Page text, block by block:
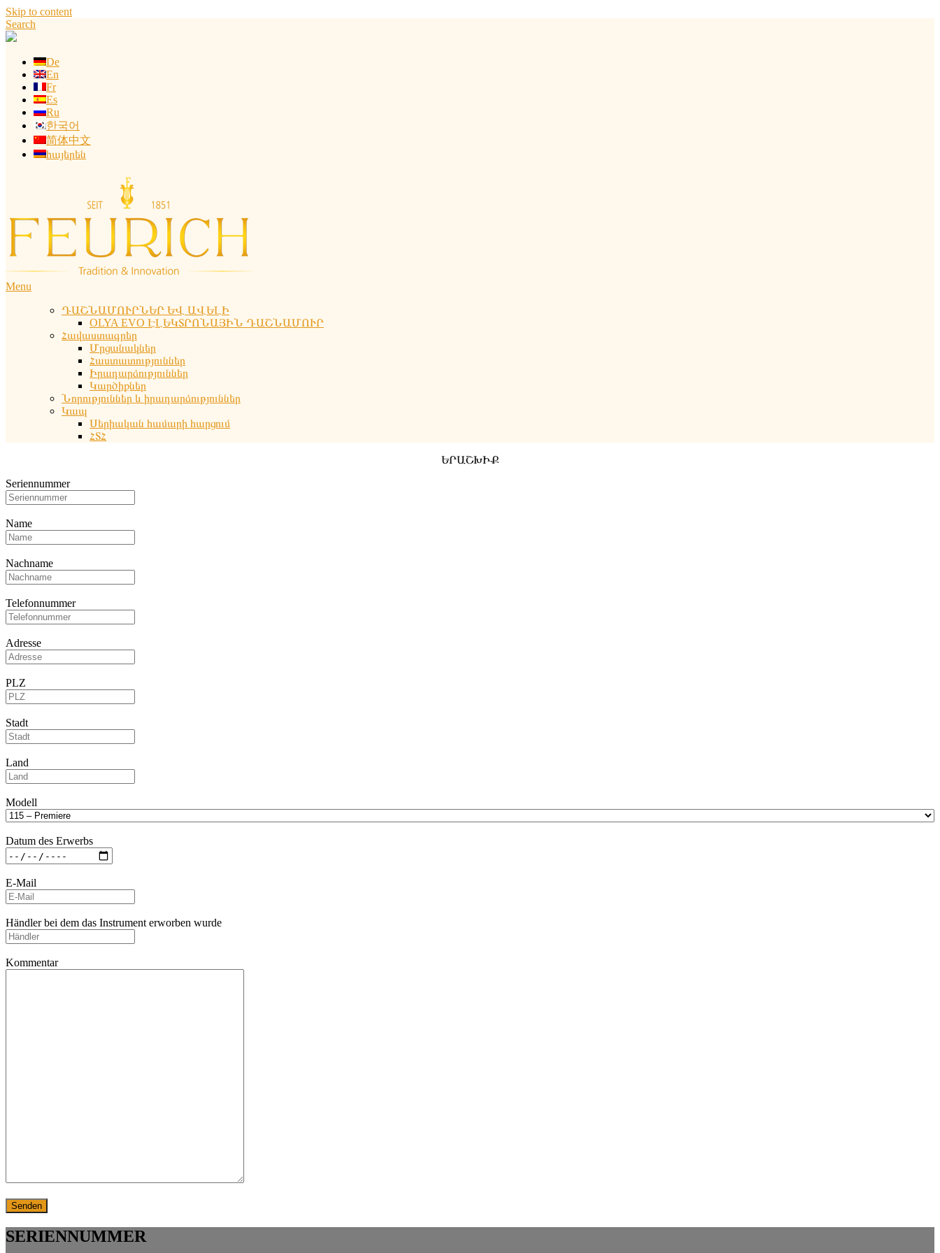
Skip to content
Search
De
En
Fr
Es
Ru
한국어
简体中文
հայերեն
Menu
ԴԱՇՆԱՄՈՒՐՆԵՐ ԵՎ ԱՎԵԼԻ
OLYA EVO ԷԼԵԿՏՐՈՆԱՅԻՆ ԴԱՇՆԱՄՈՒՐ
Հավաստագրեր
Մրցանակներ
Հաստատություններ
Իրադարձություններ
Կարծիքներ
Նորություններ և իրադարձություններ
Կապ
Սերիական համարի հարցում
ՀՏՀ
ԵՐԱՇԽԻՔ
Seriennummer
Name
Nachname
Telefonnummer
Adresse
PLZ
Stadt
Land
Modell
Datum des Erwerbs
E-Mail
Händler bei dem das Instrument erworben wurde
Kommentar
SERIENNUMMER